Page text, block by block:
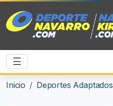
☰
Inicio Deportes Adaptados